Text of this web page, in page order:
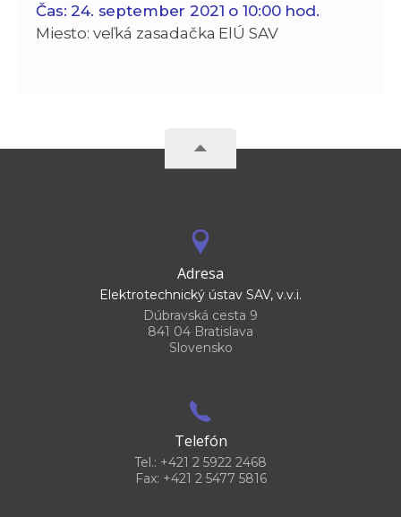
Čas: 24. september 2021 o 10:00 hod.
Miesto: veľká zasadačka ElÚ SAV
Adresa
Elektrotechnický ústav SAV, v.v.i.
Dúbravská cesta 9
841 04 Bratislava
Slovensko
Telefón
Tel.: +421 2 5922 2468
Fax: +421 2 5477 5816